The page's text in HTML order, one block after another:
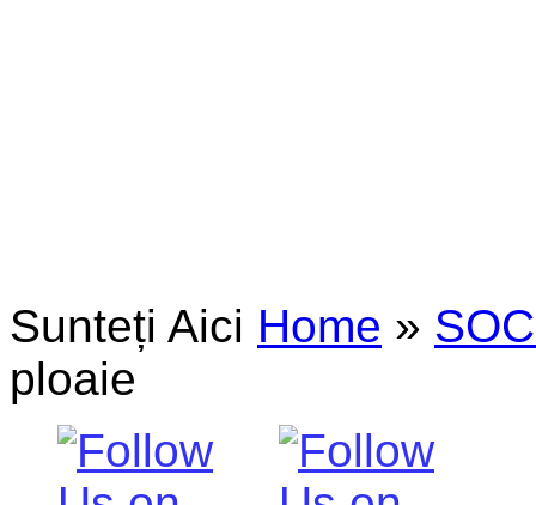
Sunteți Aici Home »
ploaie